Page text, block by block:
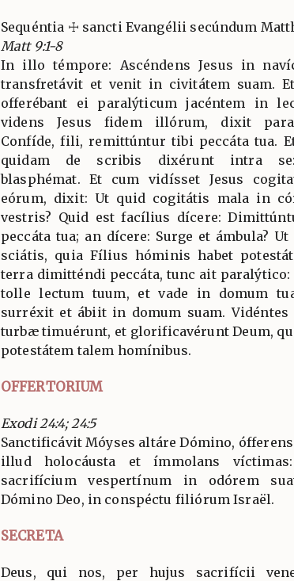
Sequéntia ☩ sancti Evangélii secúndum
Matt 9:1-8
In illo témpore: Ascéndens Jesus in
transfretávit et venit in civitátem suam.
offerébant ei paralýticum jacéntem in
videns Jesus fidem illórum, dixit
Confíde, fili, remittúntur tibi peccáta tua.
quidam de scribis dixérunt intra
blasphémat. Et cum vidísset Jesus
eórum, dixit: Ut quid cogitátis mala in
vestris? Quid est facílius dícere:
peccáta tua; an dícere: Surge et ámbula? Ut
sciátis, quia Fílius hóminis habet
terra dimitténdi peccáta, tunc ait paralýtico:
tolle lectum tuum, et vade in domum
surréxit et ábiit in domum suam. Vidéntes
turbæ timuérunt, et glorificavérunt Deum,
potestátem talem homínibus.
OFFERTORIUM
Exodi 24:4; 24:5
Sanctificávit Móyses altáre Dómino,
illud holocáusta et ímmolans
sacrifícium vespertínum in odórem
Dómino Deo, in conspéctu filiórum Israël.
SECRETA
Deus, qui nos, per hujus sacrifícii